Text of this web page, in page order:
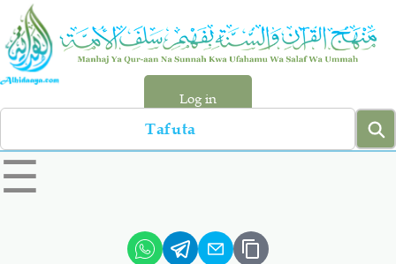
Skip
main
content
Log in
Search
left
sidebar
☰
Hadiyth